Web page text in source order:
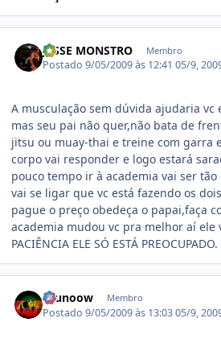
JESSE MONSTRO Membro
Postado9/05/2009 às 12:4105/9,
A musculação sem dúvida ajudaria vc
mas seu pai não quer,não bata de
jitsu ou muay-thai e treine com garra
corpo vai responder e logo estará
pouco tempo ir à academia vai ser
vai se ligar que vc está fazendo os
pague o preço obedeça o papai,faça
academia mudou vc pra melhor aí ele
PACIÊNCIA ELE SÓ ESTÁ PREOCUPADO.
brunoow Membro
Postado9/05/2009 às 13:0305/9,